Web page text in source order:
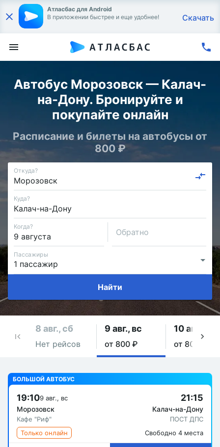
Атласбас для Android
В приложении быстрее и еще удобнее!
Скачать
Автобус Морозовск — Калач-
на-Дону. Бронируйте и
покупайте онлайн
Расписание и билеты на автобусы от
800 ₽
Откуда?
Куда?
Когда?
Обратно
Пассажиры
Найти
8 авг., сб
Нет рейсов
9 авг., вс
от 800 ₽
10 авг., пн
от 800 ₽
БОЛЬШОЙ АВТОБУС
19:109 авг., вс
Морозовск
Кафе "Риф"
21:15
Калач-на-Дону
ПОСТ ДПС
Только онлайн
Свободно 4 места